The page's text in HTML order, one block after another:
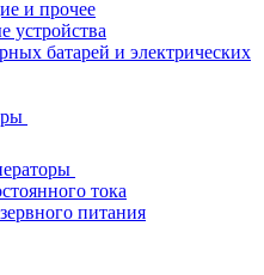
и прочее
устройства
батарей и электрических
тока
питания